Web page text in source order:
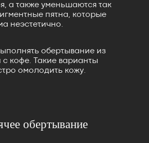
а также уменьшаются так
пятна, которые
неэстетично.
обертывание из
кофе. Такие варианты
омолодить кожу.
обертывание